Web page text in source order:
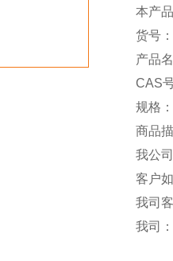
本产
货号
产品
CAS
规格
商品
我公
客户
我司
我司